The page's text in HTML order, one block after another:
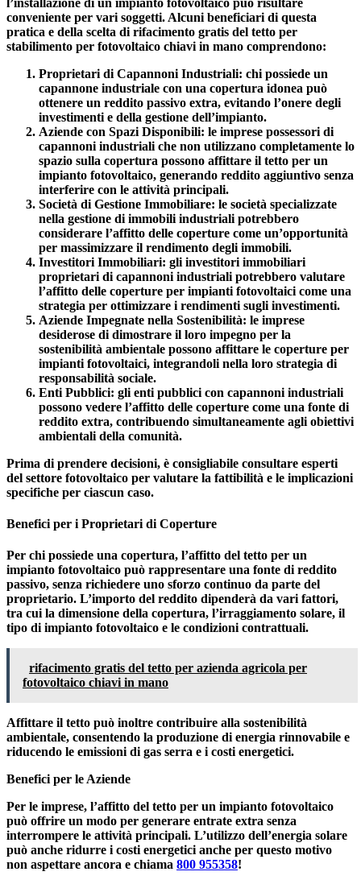
conveniente per vari soggetti. Alcuni beneficiari di questa
pratica e della scelta di rifacimento gratis del tetto per
stabilimento per fotovoltaico chiavi in mano comprendono:
Proprietari di Capannoni Industriali: chi possiede un
capannone industriale con una copertura idonea può
ottenere un reddito passivo extra, evitando l’onere degli
investimenti e della gestione dell’impianto.
Aziende con Spazi Disponibili: le imprese possessori di
capannoni industriali che non utilizzano completamente lo
spazio sulla copertura possono affittare il tetto per un
impianto fotovoltaico, generando reddito aggiuntivo senza
interferire con le attività principali.
Società di Gestione Immobiliare: le società specializzate
nella gestione di immobili industriali potrebbero
considerare l’affitto delle coperture come un’opportunità
per massimizzare il rendimento degli immobili.
Investitori Immobiliari: gli investitori immobiliari
proprietari di capannoni industriali potrebbero valutare
l’affitto delle coperture per impianti fotovoltaici come una
strategia per ottimizzare i rendimenti sugli investimenti.
Aziende Impegnate nella Sostenibilità: le imprese
desiderose di dimostrare il loro impegno per la
sostenibilità ambientale possono affittare le coperture per
impianti fotovoltaici, integrandoli nella loro strategia di
responsabilità sociale.
Enti Pubblici: gli enti pubblici con capannoni industriali
possono vedere l’affitto delle coperture come una fonte di
reddito extra, contribuendo simultaneamente agli obiettivi
ambientali della comunità.
Prima di prendere decisioni, è consigliabile consultare esperti
del settore fotovoltaico per valutare la fattibilità e le implicazioni
specifiche per ciascun caso.
Benefici per i Proprietari di Coperture
Per chi possiede una copertura, l’affitto del tetto per un
impianto fotovoltaico può rappresentare una fonte di reddito
passivo, senza richiedere uno sforzo continuo da parte del
proprietario. L’importo del reddito dipenderà da vari fattori,
tra cui la dimensione della copertura, l’irraggiamento solare, il
tipo di impianto fotovoltaico e le condizioni contrattuali.
rifacimento gratis del tetto per azienda agricola per
fotovoltaico chiavi in mano
Affittare il tetto può inoltre contribuire alla sostenibilità
ambientale, consentendo la produzione di energia rinnovabile e
riducendo le emissioni di gas serra e i costi energetici.
Benefici per le Aziende
Per le imprese, l’affitto del tetto per un impianto fotovoltaico
può offrire un modo per generare entrate extra senza
interrompere le attività principali. L’utilizzo dell’energia solare
può anche ridurre i costi energetici anche per questo motivo
non aspettare ancora e chiama 800 955358!